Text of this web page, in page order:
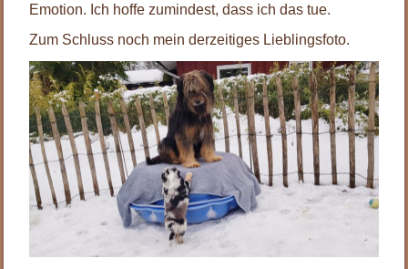
Emotion. Ich hoffe zumindest, dass ich das tue.
Zum Schluss noch mein derzeitiges Lieblingsfoto.